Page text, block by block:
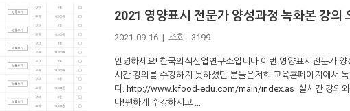
2021 영양표시 전문가 양성과정 녹화본 강의
2021-09-16 | 조회 : 3199
안녕하세요! 한국외식산업연구소입니다.이번 영양표시전문가
시간 강의를 수강하지 못하셨던 분들은저희 교육홈페이지에서
다. http://www.kfood-edu.com/main/index.as 실시간 강의와
다!편하게 수강하시고 ...